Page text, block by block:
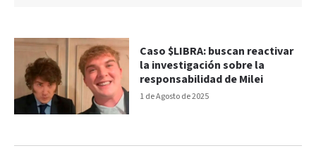
1 de Agosto de 2025
Caso $LIBRA: buscan reactivar
la investigación sobre la
responsabilidad de Milei